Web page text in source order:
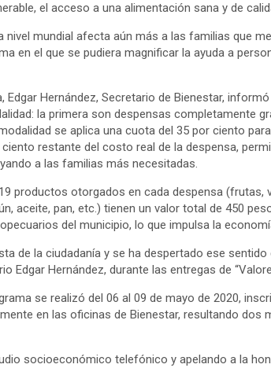
el acceso a una alimentación sana y de
nivel mundial afecta aún más a las familias que
en el que se pudiera magnificar la ayuda a
Edgar Hernández, Secretario de Bienestar,
la primera son despensas completamente
se aplica una cuota del 35 por ciento
restante del costo real de la despensa,
a las familias más necesitadas.
productos otorgados en cada despensa (frutas,
aceite, pan, etc.) tienen un valor total de 450
del municipio, lo que impulsa la
de la ciudadanía y se ha despertado ese
Edgar Hernández, durante las entregas de
se realizó del 06 al 09 de mayo de 2020,
en las oficinas de Bienestar, resultando dos
socioeconómico telefónico y apelando a la